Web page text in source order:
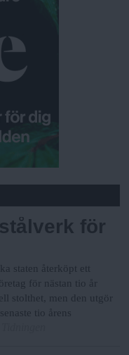
för
staten återköpt ett
för nästan tio år
stolthet, men den utgör
tio årens